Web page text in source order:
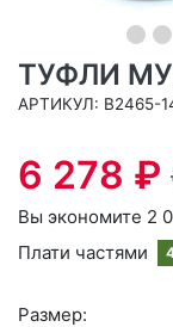
ТУФЛИ
АРТИКУЛ: B2465-
6 278 ₽
Вы экономите 2
Плати частями
Размер: